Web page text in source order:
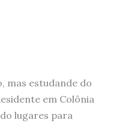
mas estudande do
em Colônia
lugares para